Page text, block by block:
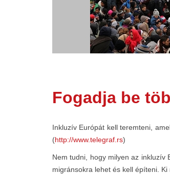
Fogadja be
Inkluzív Európát kell teremteni,
(http://www.telegraf.rs)
Nem tudni, hogy milyen az inkluzív
migránsokra lehet és kell építeni.